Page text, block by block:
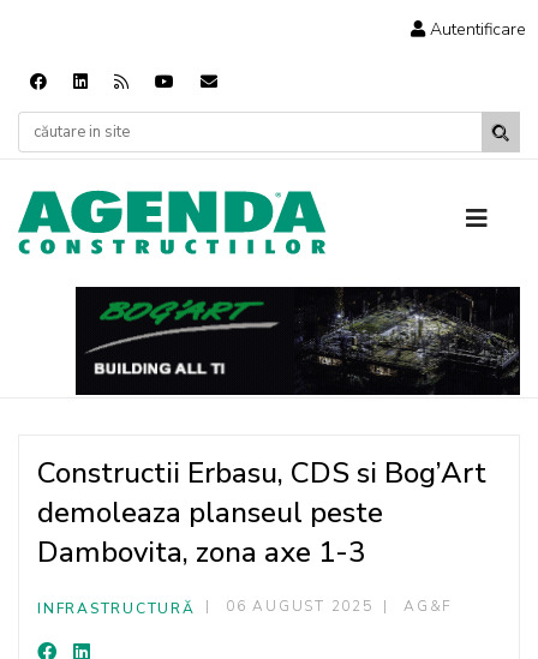
Autentificare
Constructii Erbasu, CDS si Bog’Art
demoleaza planseul peste
Dambovita, zona axe 1-3
INFRASTRUCTURĂ 06 AUGUST 2025 AG&F